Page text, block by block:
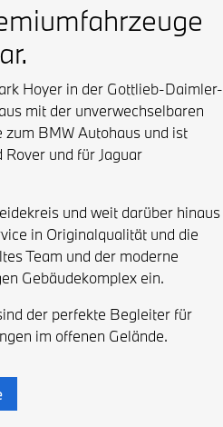
Hoyer in der Gottlieb-Daimler-
mit der unverwechselbaren
BMW Autohaus und ist
und für Jaguar
und weit darüber hinaus
in Originalqualität und die
Team und der moderne
Gebäudekomplex ein.
der perfekte Begleiter für
im offenen Gelände.